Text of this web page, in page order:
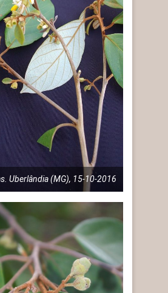
Uberlândia (MG), 15-10-2016